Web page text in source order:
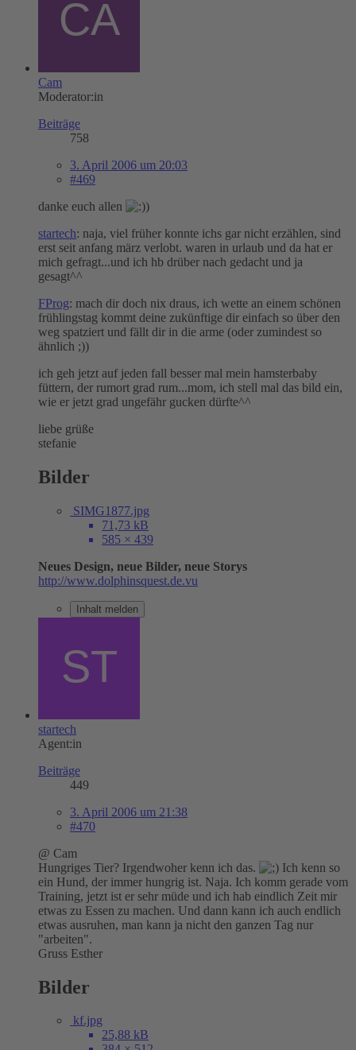
Cam
Moderator:in
Beiträge
758
3. April 2006 um 20:03
#469
danke euch allen
startech: naja, viel früher konnte ichs gar nicht erzählen, sind
erst seit anfang märz verlobt. waren in urlaub und da hat er
mich gefragt...und ich hb drüber nach gedacht und ja
gesagt^^
FProg: mach dir doch nix draus, ich wette an einem schönen
frühlingstag kommt deine zukünftige dir einfach so über den
weg spatziert und fällt dir in die arme (oder zumindest so
ähnlich ;))
ich geh jetzt auf jeden fall besser mal mein hamsterbaby
füttern, der rumort grad rum...mom, ich stell mal das bild ein,
wie er jetzt grad ungefähr gucken dürfte^^
liebe grüße
stefanie
Bilder
SIMG1877.jpg
71,73 kB
585 × 439
Neues Design, neue Bilder, neue Storys
http://www.dolphinsquest.de.vu
Inhalt melden
startech
Agent:in
Beiträge
449
3. April 2006 um 21:38
#470
@ Cam
Hungriges Tier? Irgendwoher kenn ich das.
Ich kenn so
ein Hund, der immer hungrig ist. Naja. Ich komm gerade vom
Training, jetzt ist er sehr müde und ich hab eindlich Zeit mir
etwas zu Essen zu machen. Und dann kann ich auch endlich
etwas ausruhen, man kann ja nicht den ganzen Tag nur
"arbeiten".
Gruss Esther
Bilder
kf.jpg
25,88 kB